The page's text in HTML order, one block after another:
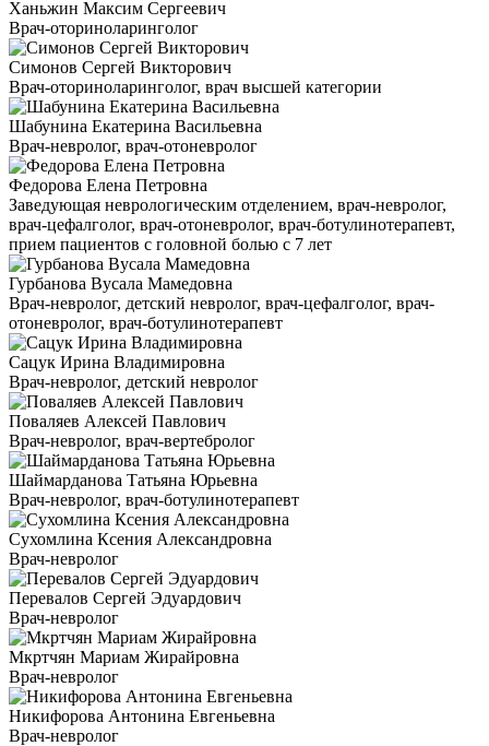
Ханьжин Максим Сергеевич
Врач-оториноларинголог
Симонов Сергей Викторович
Врач-оториноларинголог, врач высшей категории
Шабунина Екатерина Васильевна
Врач-невролог, врач-отоневролог
Федорова Елена Петровна
Заведующая неврологическим отделением, врач-невролог,
врач-цефалголог, врач-отоневролог, врач-ботулинотерапевт,
прием пациентов с головной болью с 7 лет
Гурбанова Вусала Мамедовна
Врач-невролог, детский невролог, врач-цефалголог, врач-
отоневролог, врач-ботулинотерапевт
Сацук Ирина Владимировна
Врач-невролог, детский невролог
Поваляев Алексей Павлович
Врач-невролог, врач-вертебролог
Шаймарданова Татьяна Юрьевна
Врач-невролог, врач-ботулинотерапевт
Сухомлина Ксения Александровна
Врач-невролог
Перевалов Сергей Эдуардович
Врач-невролог
Мкртчян Мариам Жирайровна
Врач-невролог
Никифорова Антонина Евгеньевна
Врач-невролог